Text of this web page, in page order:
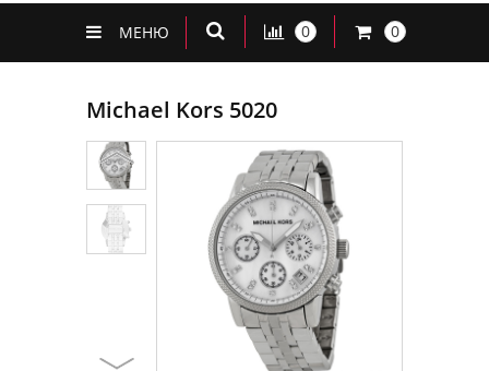
МЕНЮ 0 0
Michael Kors 5020